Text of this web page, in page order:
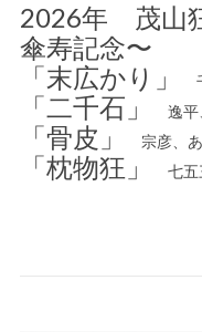
2026年 茂山
傘寿記念〜
「末広かり」
「二千石」 逸平
「骨皮」 宗彦、
「枕物狂」 七五